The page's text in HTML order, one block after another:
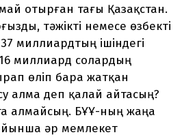
отырған тағы Қазақстан.
тәжікті немесе өзбекті
миллиардтың ішіндегі
16 миллиард солардың
өліп бара жатқан
алма деп қалай айтасың?
алмайсың. БҰҰ-ның жаңа
әр мемлекет